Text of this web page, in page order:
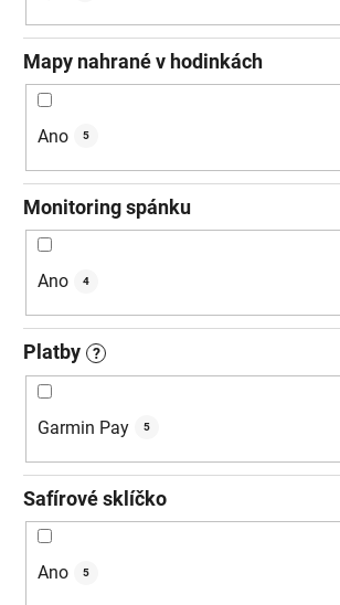
Mapy nahrané v hodinkách
Ano 5
Monitoring spánku
Ano 4
Platby ?
Garmin Pay 5
Safírové sklíčko
Ano 5